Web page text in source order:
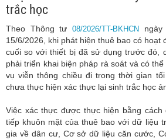
trắc học
Theo Thông tư 08/2026/TT-BKHCNngày
15/6/2026, khi phát hiện thuê bao có hoạt
cuối so với thiết bị đã sử dụng trước đó,
phải triển khai biện pháp rà soát và có
vụ viễn thông chiều đi trong thời gian
chưa thực hiện xác thực lại sinh trắc học
Việc xác thực được thực hiện bằng
tiếp khuôn mặt của thuê bao với dữ liệu
gia về dân cư, Cơ sở dữ liệu căn cước,